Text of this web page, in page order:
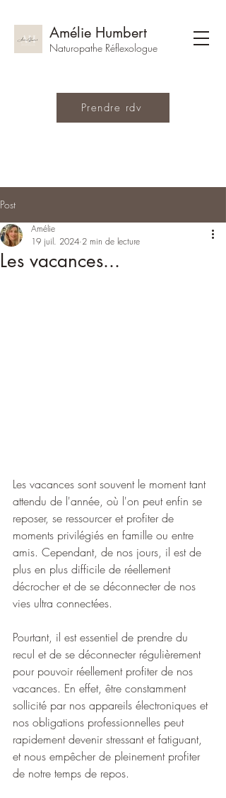
Amélie Humbert
Naturopathe Réflexologue
Prendre rdv
Post
Les vacances...
Amélie
19 juil. 2024 2 min de lecture
Les vacances sont souvent le moment tant
attendu de l'année, où l'on peut enfin se
reposer, se ressourcer et profiter de
moments privilégiés en famille ou entre
amis. Cependant, de nos jours, il est de
plus en plus difficile de réellement
décrocher et de se déconnecter de nos
vies ultra connectées.
Pourtant, il est essentiel de prendre du
recul et de se déconnecter régulièrement
pour pouvoir réellement profiter de nos
vacances. En effet, être constamment
sollicité par nos appareils électroniques et
nos obligations professionnelles peut
rapidement devenir stressant et fatiguant,
et nous empêcher de pleinement profiter
de notre temps de repos.